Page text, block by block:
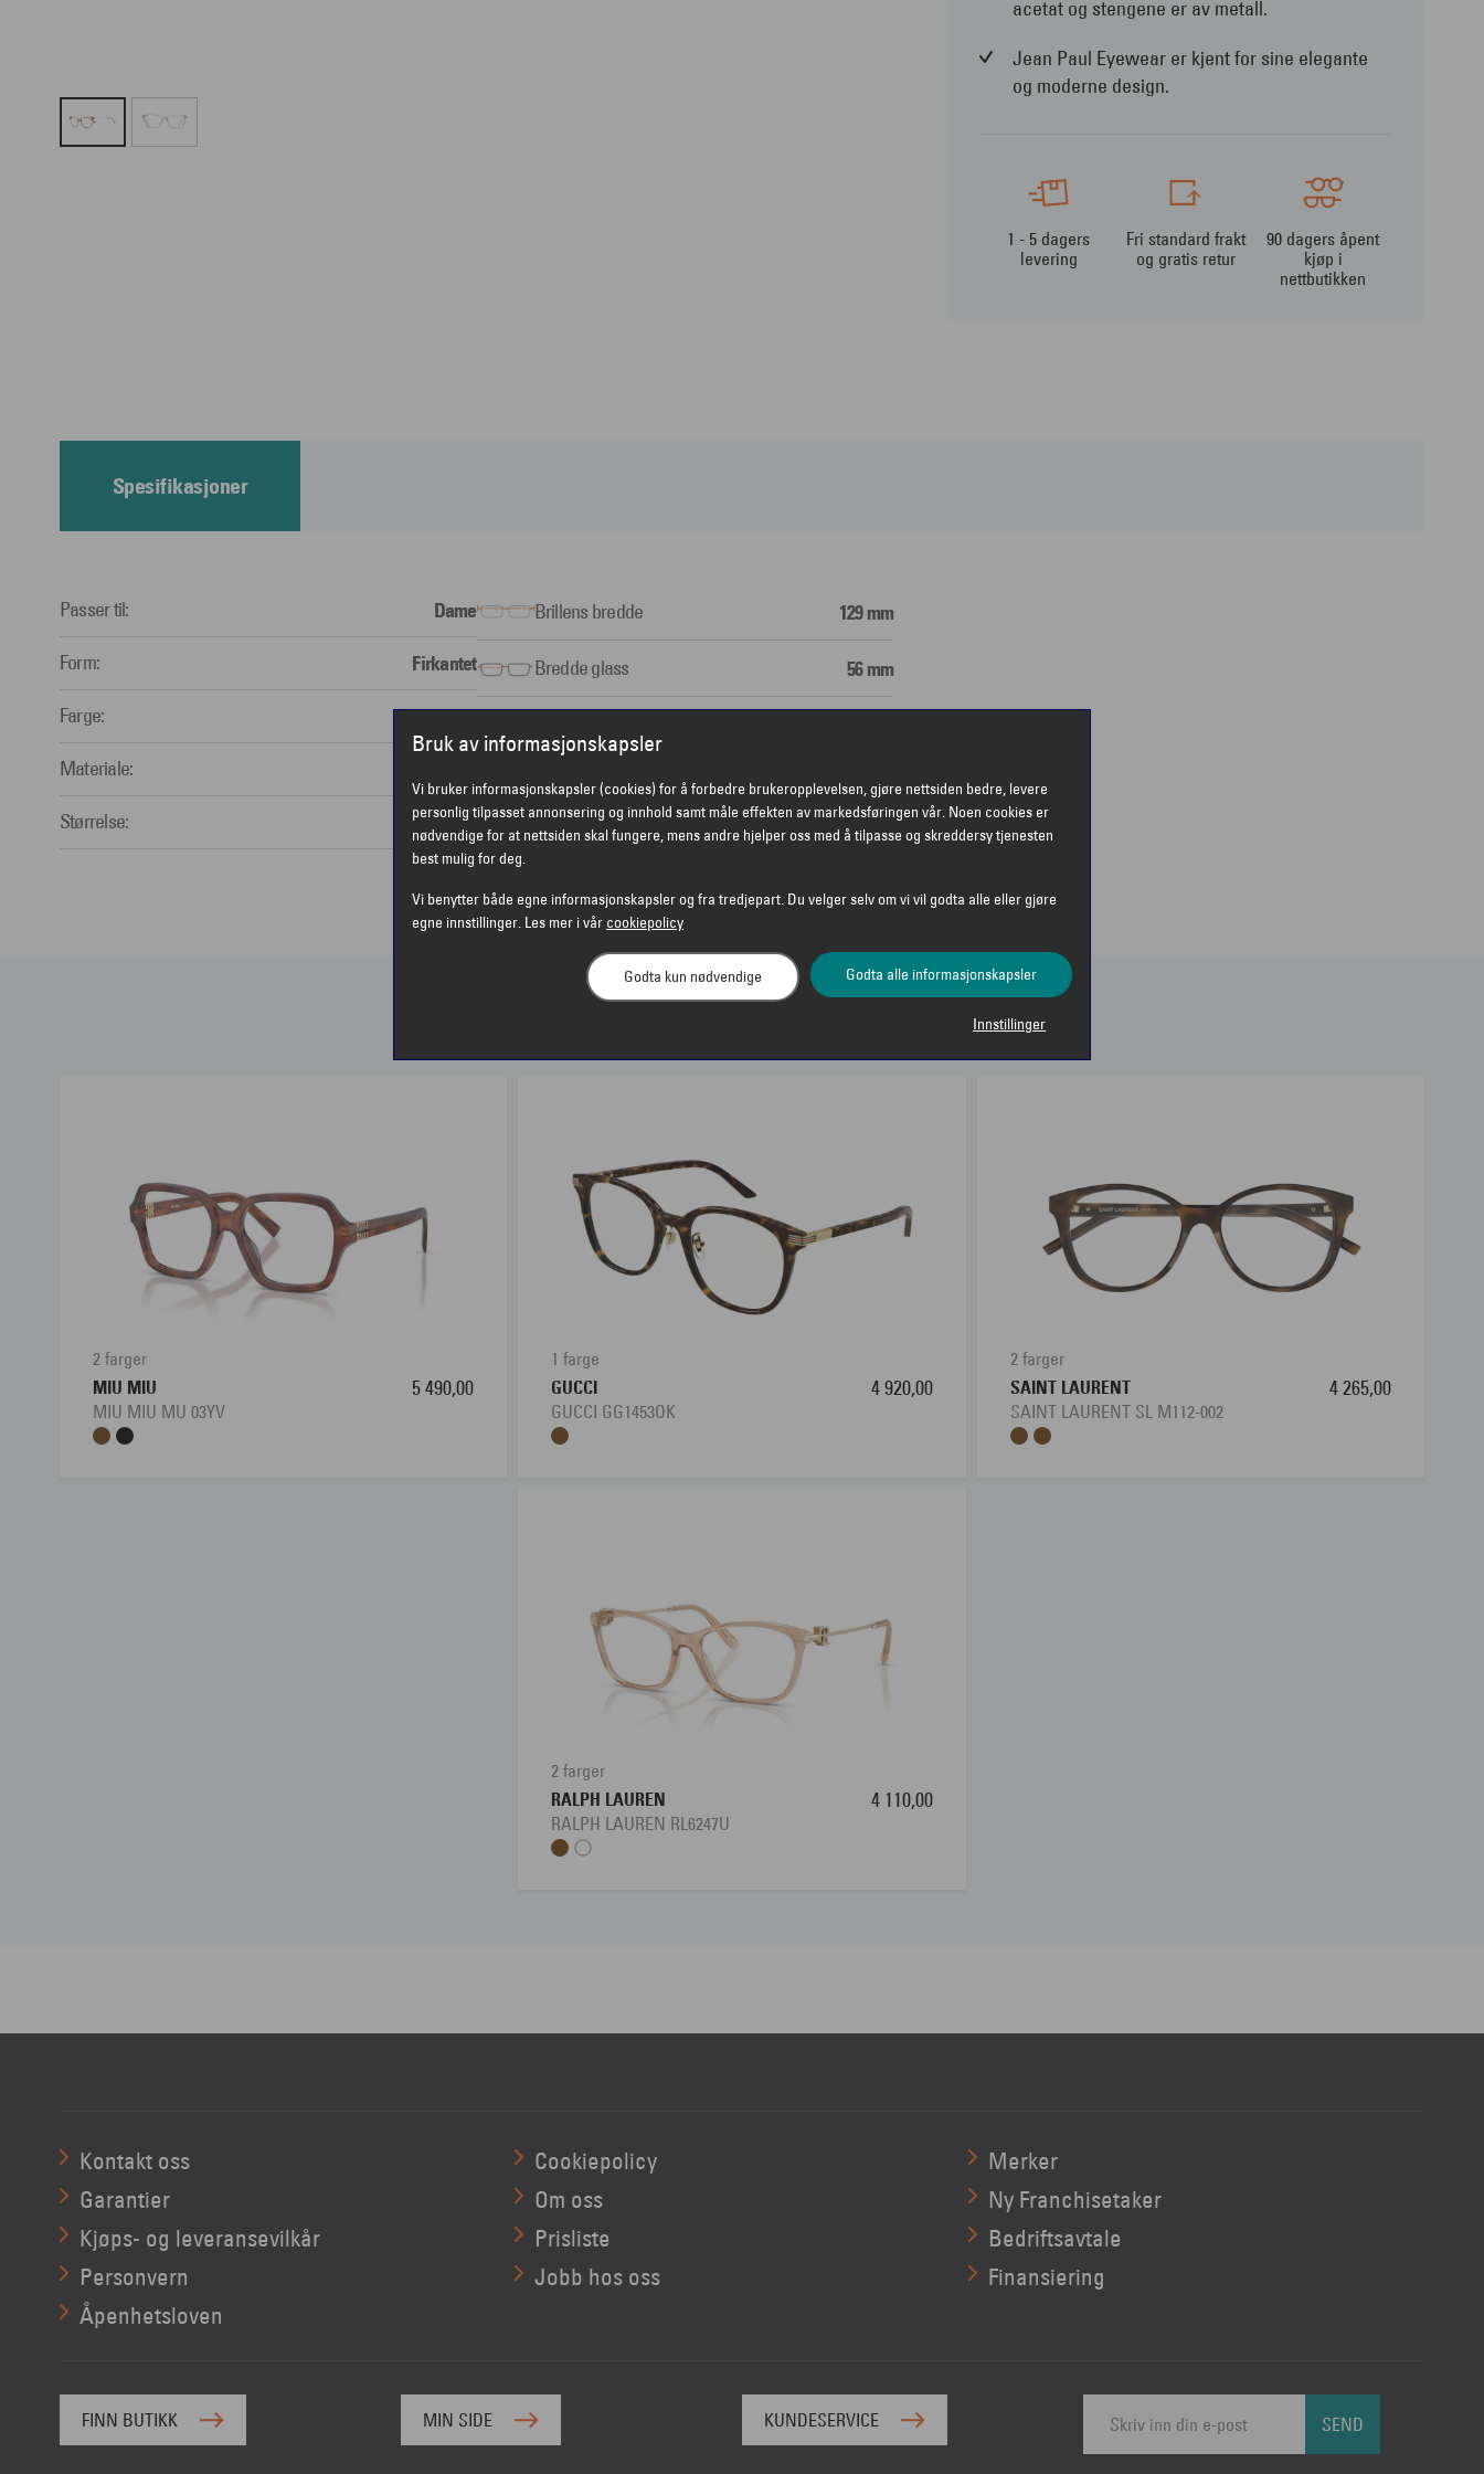
acetat og stengene er av metall.
Jean Paul Eyewear er kjent for sine elegante
og moderne design.
1 - 5 dagers
levering
Fri standard frakt
og gratis retur
90 dagers åpent
kjøp i
nettbutikken
Spesifikasjoner
Passer til: Dame
Form: Firkantet
Farge: Brun
Materiale:
Størrelse: Large
Brillens bredde 129 mm
Bredde glass 56 mm
2 farger
MIU MIU
MIU MIU MU 03YV
5 490,00
1 farge
GUCCI
GUCCI GG1453OK
4 920,00
2 farger
SAINT LAURENT
SAINT LAURENT SL M112-002
4 265,00
2 farger
RALPH LAUREN
RALPH LAUREN RL6247U
4 110,00
Kontakt oss
Garantier
Kjøps- og leveransevilkår
Personvern
Åpenhetsloven
Cookiepolicy
Om oss
Prisliste
Jobb hos oss
Merker
Ny Franchisetaker
Bedriftsavtale
Finansiering
FINN BUTIKK MIN SIDE KUNDESERVICE SEND
Bruk av informasjonskapsler
Vi bruker informasjonskapsler (cookies) for å forbedre brukeropplevelsen, gjøre nettsiden bedre, levere
personlig tilpasset annonsering og innhold samt måle effekten av markedsføringen vår. Noen cookies er
nødvendige for at nettsiden skal fungere, mens andre hjelper oss med å tilpasse og skreddersy tjenesten
best mulig for deg.
Vi benytter både egne informasjonskapsler og fra tredjepart. Du velger selv om vi vil godta alle eller gjøre
egne innstillinger. Les mer i vår cookiepolicy
Godta alle informasjonskapsler
Godta kun nødvendige
Innstillinger